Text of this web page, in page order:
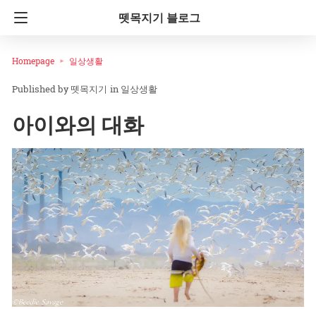
뗏목지기 블로그
Homepage 일상생활
뗏목지기 in 일상생활
아이와의 대화